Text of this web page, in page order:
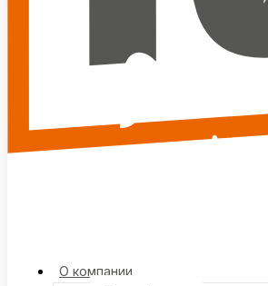
О компании